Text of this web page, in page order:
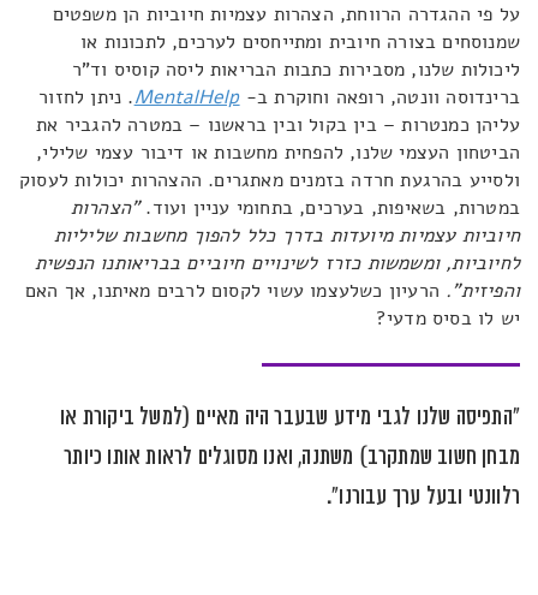
על פי ההגדרה הרווחת, הצהרות עצמיות חיוביות הן משפטים
שמנוסחים בצורה חיובית ומתייחסים לערכים, לתכונות או
ליכולות שלנו, מסבירות כתבות הבריאות ליסה קוסיס וד"ר
ברינדוסה וונטה, רופאה וחוקרת ב-MentalHelp. ניתן לחזור
עליהן כמנטרות – בין בקול ובין בראשנו – במטרה להגביר את
הביטחון העצמי שלנו, להפחית מחשבות או דיבור עצמי שלילי,
ולסייע בהרגעת חרדה בזמנים מאתגרים. ההצהרות יכולות לעסוק
במטרות, בשאיפות, בערכים, בתחומי עניין ועוד."הצהרות
חיוביות עצמיות מיועדות בדרך כלל להפוך מחשבות שליליות
לחיוביות, ומשמשות כזרז לשינויים חיוביים בבריאותנו הנפשית
והפיזית". הרעיון כשלעצמו עשוי לקסום לרבים מאיתנו, אך האם
יש לו בסיס מדעי?
"התפיסה שלנו לגבי מידע שבעבר היה מאיים (למשל ביקורת או
מבחן חשוב שמתקרב) משתנה, ואנו מסוגלים לראות אותו כיותר
רלוונטי ובעל ערך עבורנו".